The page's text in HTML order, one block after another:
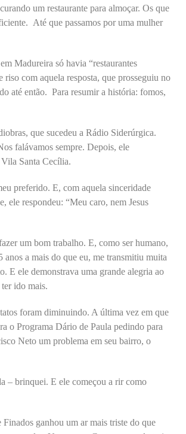
um restaurante para almoçar. Os que
Até que passamos por uma mulher
Madureira só havia “restaurantes
com aquela resposta, que prosseguiu no
até então. Para resumir a história: fomos,
que sucedeu a Rádio Siderúrgica.
falávamos sempre. Depois, ele
Santa Cecília.
preferido. E, com aquela sinceridade
ele respondeu: “Meu caro, nem Jesus
um bom trabalho. E, como ser humano,
a mais do que eu, me transmitiu muita
E ele demonstrava uma grande alegria ao
ido mais.
foram diminuindo. A última vez em que
o Programa Dário de Paula pedindo para
Neto um problema em seu bairro, o
– brinquei. E ele começou a rir como
ganhou um ar mais triste do que